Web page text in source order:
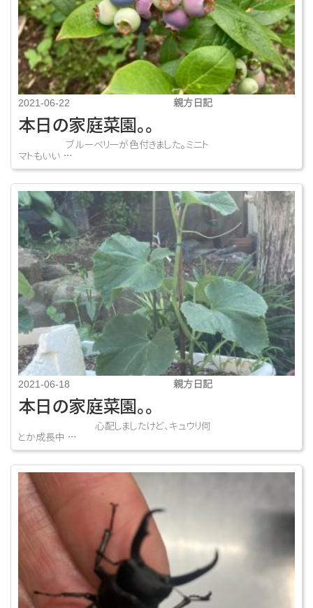
親方日記
2021-06-22
本日の家庭菜園。。
ブルーベリーが色付きました。ミニト
マトもいい …
親方日記
2021-06-18
本日の家庭菜園。。
心配しましたけど、キュウリ何
とか成長中 …